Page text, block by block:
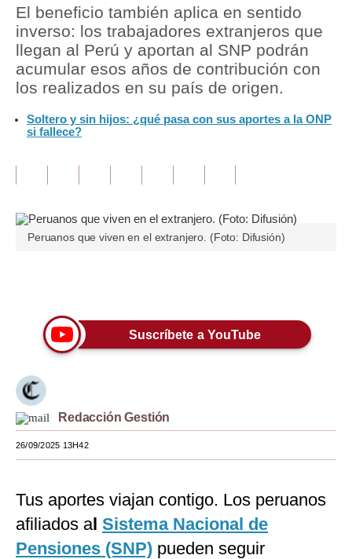
Política
Tu Dinero
Finanzas Personales
Plus G
Opinión
Pregunta de hoy
Lujo
Viajes
Moda
Estilos
Mundo
México
España
El beneficio también aplica en sentido
inverso: los trabajadores extranjeros que
llegan al Perú y aportan al SNP podrán
acumular esos años de contribución con
los realizados en su país de origen.
Soltero y sin hijos: ¿qué pasa con sus aportes a la ONP
si fallece?
Peruanos que viven en el extranjero. (Foto: Difusión)
Suscríbete a YouTube
Redacción Gestión
26/09/2025 13H42
Tus aportes viajan contigo. Los peruanos
afiliados al Sistema Nacional de
Pensiones (SNP) pueden seguir